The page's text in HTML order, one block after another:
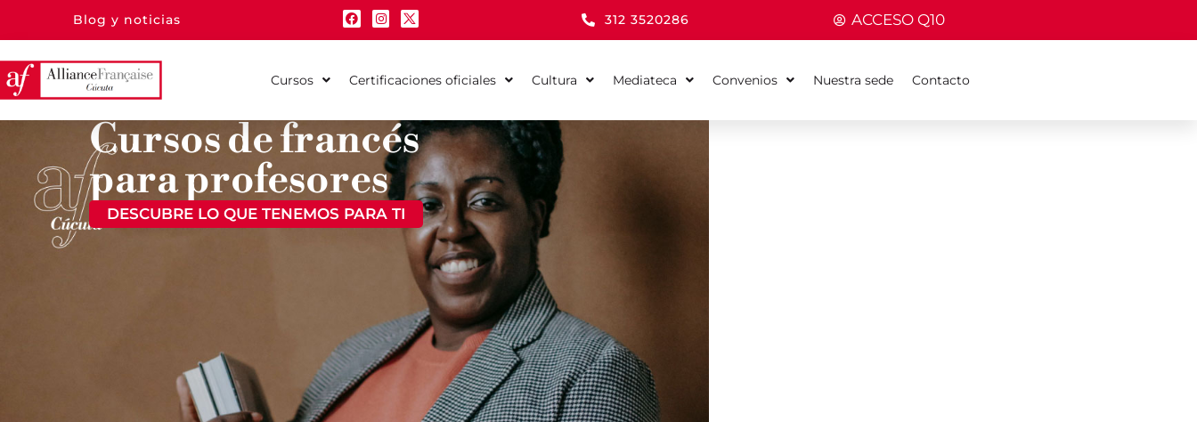
Blog y noticias 312 3520286 ACCESO Q10
Cursos Certificaciones oficiales Cultura Mediateca Convenios Nuestra sede Contacto
Cursos de francés
para profesores
DESCUBRE LO QUE TENEMOS PARA TI